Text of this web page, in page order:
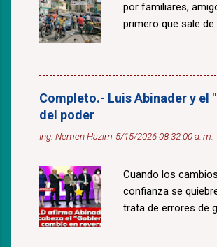
por familiares,
primero que sale de
Completo.- Luis Abinader y el
del poder
Ing. Nemen Hazim 5/15/2026 08:32:00 a. m.
Cuando los
confianza se
trata de errores de